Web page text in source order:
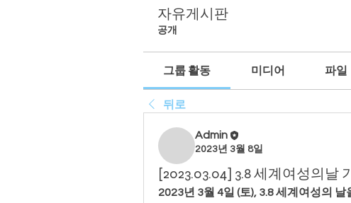
자유게시판
공개
그룹 활동 미디어 파일
뒤로
Admin
2023년 3월 8일
[2023.03.04] 3.8 세계여성의날
2023년 3월 4일 (토), 3.8 세계여성의